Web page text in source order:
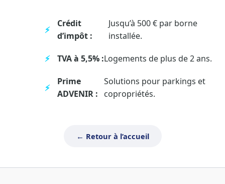
Crédit
d’impôt :
Jusqu’à 500 € par borne
installée.
TVA à 5,5% :Logements de plus de 2 ans.
Prime
ADVENIR :
Solutions pour parkings et
copropriétés.
← Retour à l’accueil